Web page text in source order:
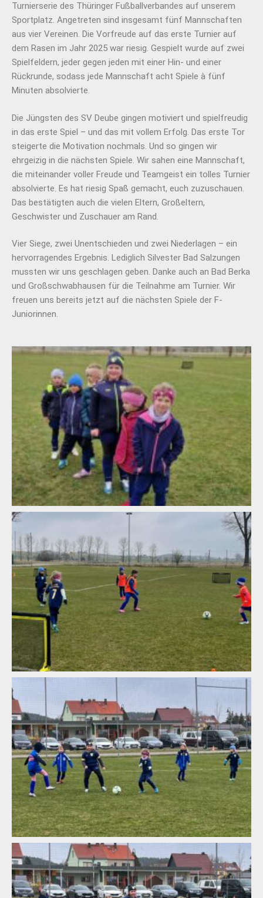
Turnierserie des Thüringer Fußballverbandes auf unserem
Sportplatz. Angetreten sind insgesamt fünf Mannschaften
aus vier Vereinen. Die Vorfreude auf das erste Turnier auf
dem Rasen im Jahr 2025 war riesig. Gespielt wurde auf zwei
Spielfeldern, jeder gegen jeden mit einer Hin- und einer
Rückrunde, sodass jede Mannschaft acht Spiele à fünf
Minuten absolvierte.
Die Jüngsten des SV Deube gingen motiviert und spielfreudig
in das erste Spiel – und das mit vollem Erfolg. Das erste Tor
steigerte die Motivation nochmals. Und so gingen wir
ehrgeizig in die nächsten Spiele. Wir sahen eine Mannschaft,
die miteinander voller Freude und Teamgeist ein tolles Turnier
absolvierte. Es hat riesig Spaß gemacht, euch zuzuschauen.
Das bestätigten auch die vielen Eltern, Großeltern,
Geschwister und Zuschauer am Rand.
Vier Siege, zwei Unentschieden und zwei Niederlagen – ein
hervorragendes Ergebnis. Lediglich Silvester Bad Salzungen
mussten wir uns geschlagen geben. Danke auch an Bad Berka
und Großschwabhausen für die Teilnahme am Turnier. Wir
freuen uns bereits jetzt auf die nächsten Spiele der F-
Juniorinnen.